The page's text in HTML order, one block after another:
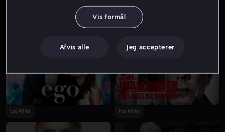
Lej 49 kr Fra 49 kr
Vis formål
Afvis alle Jeg accepterer